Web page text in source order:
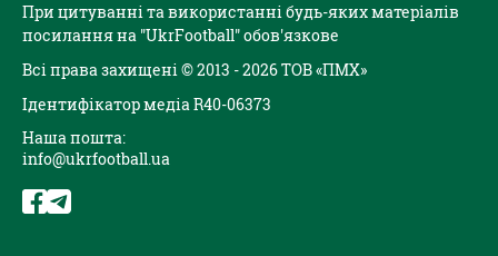
При цитуванні та використанні будь-яких матеріалів
посилання на "UkrFootball" обов'язкове
Всі права захищені © 2013 - 2026 ТОВ «ПМХ»
Ідентифікатор медіа R40-06373
Наша пошта:
info@ukrfootball.ua